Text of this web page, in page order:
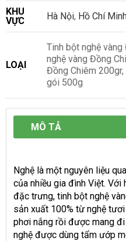
KHU
VỰC
Hà Nội, Hồ Chí
LOẠI
Tinh bột nghệ
nghệ vàng Đồng
Đồng Chiêm
gói 500g
MÔ TẢ
Nghệ là một nguyên liệu
của nhiều gia đình Việt.
đặc trưng, tinh bột nghệ
sản xuất 100% từ nghệ
phơi nắng rồi được mang
nghệ được dùng tẩm ướp